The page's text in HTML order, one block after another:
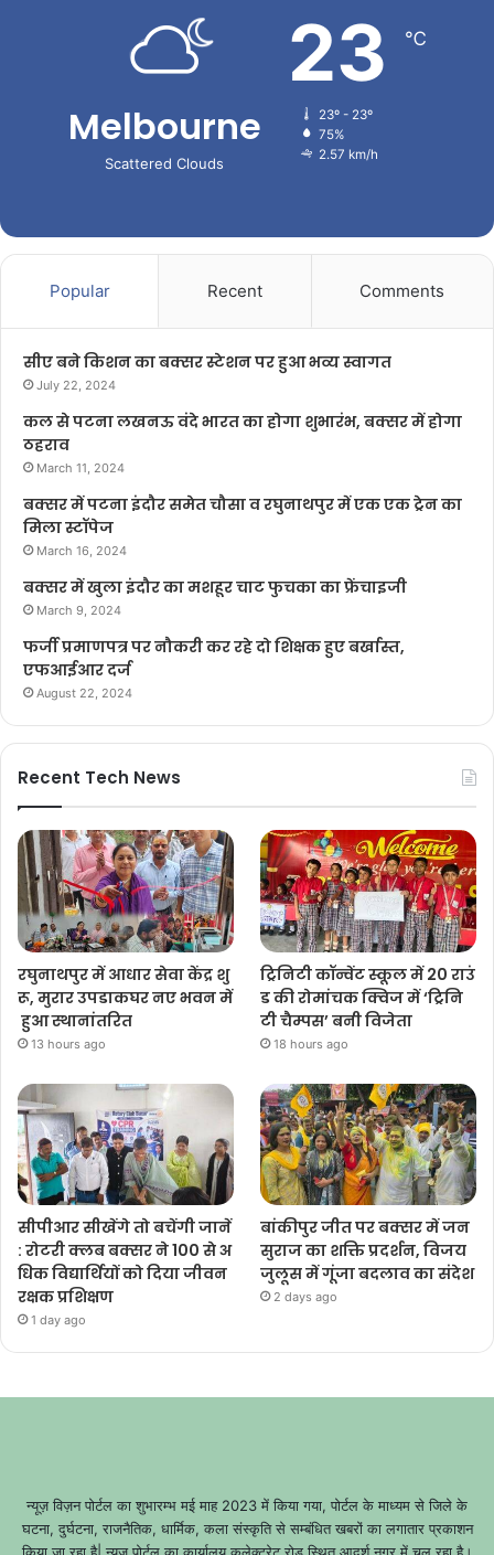
Melbourne
Scattered Clouds
23 ℃
23º - 23º
75%
2.57 km/h
Popular Recent Comments
सीए बने किशन का बक्सर स्टेशन पर हुआ भव्य स्वागत
July 22, 2024
कल से पटना लखनऊ वंदे भारत का होगा शुभारंभ, बक्सर में होगा
ठहराव
March 11, 2024
बक्सर में पटना इंदौर समेत चौसा व रघुनाथपुर में एक एक ट्रेन का
मिला स्टॉपेज
March 16, 2024
बक्सर में खुला इंदौर का मशहूर चाट फुचका का फ्रेंचाइजी
March 9, 2024
फर्जी प्रमाणपत्र पर नौकरी कर रहे दो शिक्षक हुए बर्खास्त,
एफआईआर दर्ज
August 22, 2024
Recent Tech News
रघुनाथपुर में आधार सेवा केंद्र शु
रू, मुरार उपडाकघर नए भवन में
हुआ स्थानांतरित
13 hours ago
ट्रिनिटी कॉन्वेंट स्कूल में 20 राउं
ड की रोमांचक क्विज में ‘ट्रिनि
टी चैम्पस’ बनी विजेता
18 hours ago
सीपीआर सीखेंगे तो बचेंगी जानें
: रोटरी क्लब बक्सर ने 100 से अ
धिक विद्यार्थियों को दिया जीवन
रक्षक प्रशिक्षण
1 day ago
बांकीपुर जीत पर बक्सर में जन
सुराज का शक्ति प्रदर्शन, विजय
जुलूस में गूंजा बदलाव का संदेश
2 days ago
न्यूज़ विज़न पोर्टल का शुभारम्भ मई माह 2023 में किया गया, पोर्टल के माध्यम से जिले के
घटना, दुर्घटना, राजनैतिक, धार्मिक, कला संस्कृति से सम्बंधित खबरों का लगातार प्रकाशन